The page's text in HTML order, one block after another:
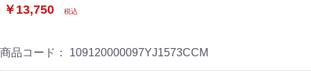
￥13,750 税込
商品コード： 109120000097YJ1573CCM